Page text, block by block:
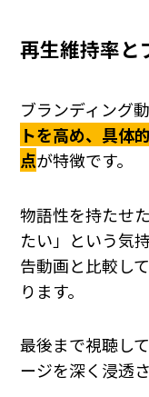
再生維持率と
ブランディング
トを高め、具体
点が特徴です。
物語性を持たせ
たい」という気
告動画と比較し
ります。
最後まで視聴し
ージを深く浸透